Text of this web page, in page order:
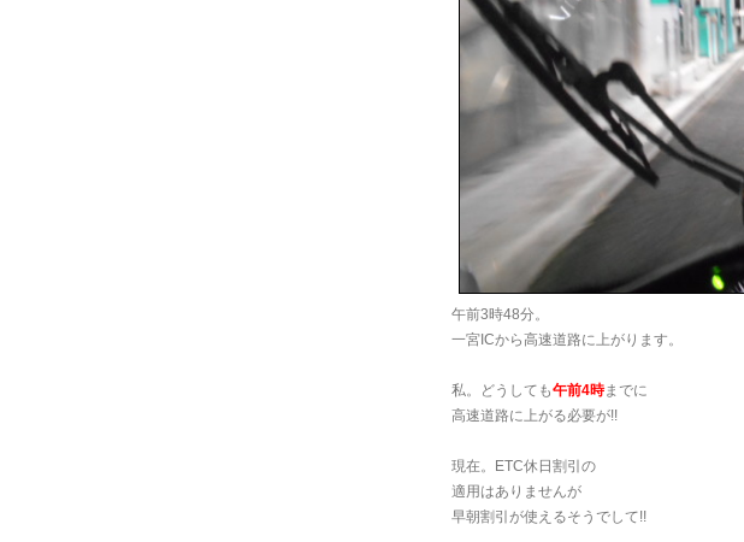
午前3時48分。
一宮ICから高速道路に上がります。
私。どうしても午前4時までに
高速道路に上がる必要が!!
現在。ETC休日割引の
適用はありませんが
早朝割引が使えるそうでして!!